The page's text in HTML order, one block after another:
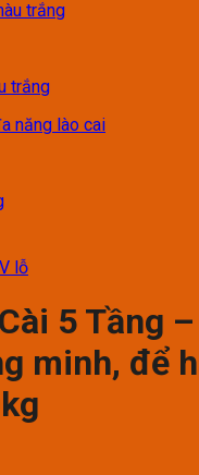
trắng
lỗ
5 Tầng
minh, để